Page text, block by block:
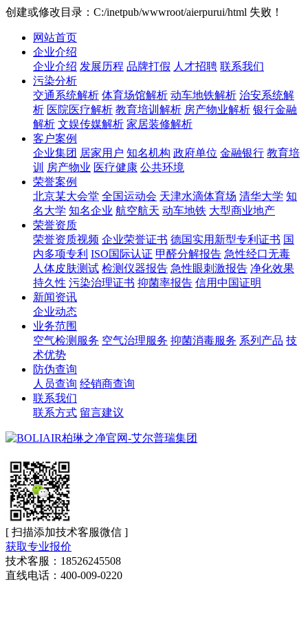
创建或修改目录：C:/inetpub/wwwroot/aierpurui/html 失败！
网站首页
企业介绍
企业介绍 发展历程 品牌打假 人才招聘 联系我们
污染分析
交通系统解析 体育场馆解析 动车地铁解析 治安系统解
析 医院医疗解析 教育培训解析 房产物业解析 银行金融
解析 文娱传媒解析 家居装修解析
客户案例
企业集团 居家用户 知名机构 政府单位 金融银行 教育培
训
房产物业 医疗健康 公共环境
荣誉案例
北京某大会堂 全国运动会 天津水滴体育场 清华大学 知
名大学 知名企业 航空航天 动车地铁 大型商业地产
荣誉资质
荣誉资质视频 企业荣誉证书 德国实用新型专利证书 国
内多项专利 ISO国际认证 甲醛分解报告 急性经口无毒
人体皮肤测试 检测仪器报告 急性眼刺激报告 净化效果
持久性 污染治理证书 抑菌率报告 信用中国证明
新闻资讯
企业动态
业务范围
空气检测服务 空气治理服务 抑菌消毒服务 系列产品 技
术优势
防伪查询
人员查询 经销商查询
联系我们
联系方式 留言建议
[ 扫描添加技术客服微信 ]
获取专业报价
技术客服：18526245508
直线电话：400-009-0220